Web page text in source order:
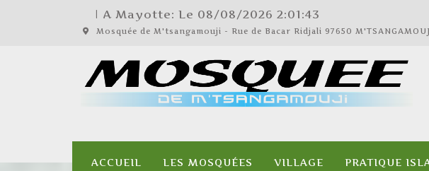
| A Mayotte: Le 08/08/2026 2:01:44
Mosquée de M'tsangamouji - Rue de Bacar Ridjali 97650
ACCUEIL LES MOSQUÉES VILLAGE PRATIQUE